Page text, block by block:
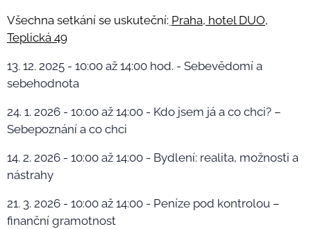
Všechna setkání se uskuteční: Praha, hotel DUO,
Teplická 49
13. 12. 2025 - 10:00 až 14:00 hod. - Sebevědomí a
sebehodnota
24. 1. 2026 - 10:00 až 14:00 - Kdo jsem já a co chci? –
Sebepoznání a co chci
14. 2. 2026 - 10:00 až 14:00 - Bydlení: realita, možnosti a
nástrahy
21. 3. 2026 - 10:00 až 14:00 - Peníze pod kontrolou –
finanční gramotnost